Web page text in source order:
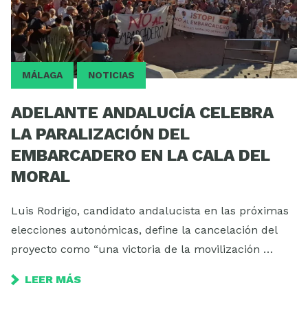
MÁLAGA NOTICIAS
ADELANTE ANDALUCÍA CELEBRA
LA PARALIZACIÓN DEL
EMBARCADERO EN LA CALA DEL
MORAL
Luis Rodrigo, candidato andalucista en las próximas
elecciones autonómicas, define la cancelación del
proyecto como “una victoria de la movilización …
LEER MÁS